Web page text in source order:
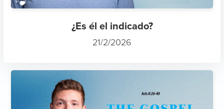
¿Es él el indicado?
21/2/2026